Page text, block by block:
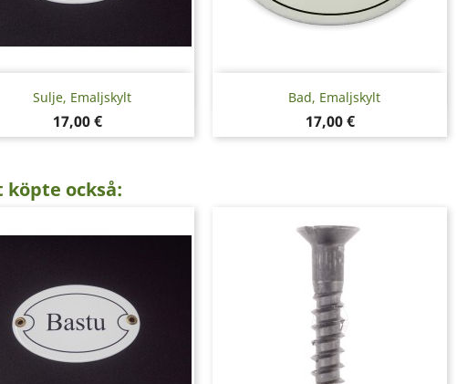
Sulje, Emaljskylt
Pris
17,00 €
Snabbvy Bad, Emaljskylt
Pris
17,00 €
Snabbvy
också: